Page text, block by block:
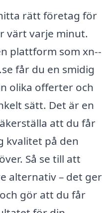
rätt företag för
värt varje minut.
plattform som xn--
får du en smidig
olika offerter och
sätt. Det är en
att du får
kvalitet på den
Så se till att
alternativ – det ger
gör att du får